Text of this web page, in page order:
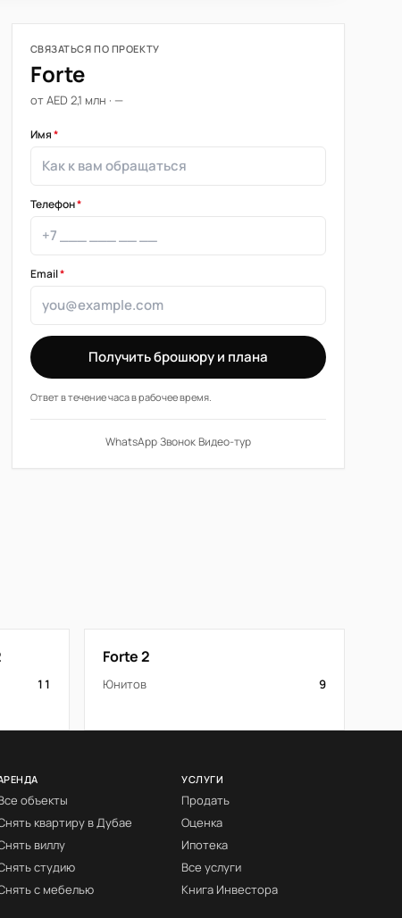
СВЯЗАТЬСЯ ПО ПРОЕКТУ
Forte
от AED 2,1 млн · —
Имя*
Телефон*
Email*
Получить брошюру и плана
Ответ в течение часа в рабочее время.
WhatsApp·Звонок·Видео-тур
11
Forte 2
Юнитов 9
объекты
квартиру в Дубае
виллу
студию
с мебелью
УСЛУГИ
Продать
Оценка
Ипотека
Все услуги
Книга Инвестора